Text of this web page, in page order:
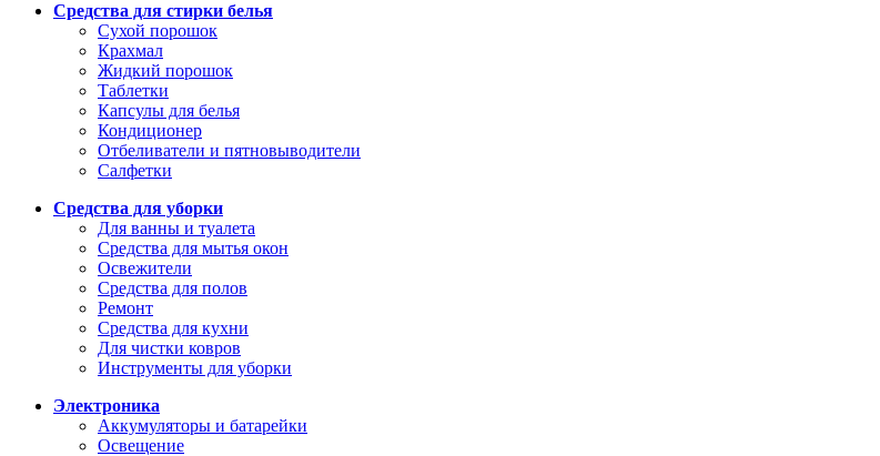
Средства для стирки белья
Сухой порошок
Крахмал
Жидкий порошок
Таблетки
Капсулы для белья
Кондиционер
Отбеливатели и пятновыводители
Салфетки
Средства для уборки
Для ванны и туалета
Средства для мытья окон
Освежители
Средства для полов
Ремонт
Средства для кухни
Для чистки ковров
Инструменты для уборки
Электроника
Аккумуляторы и батарейки
Освещение